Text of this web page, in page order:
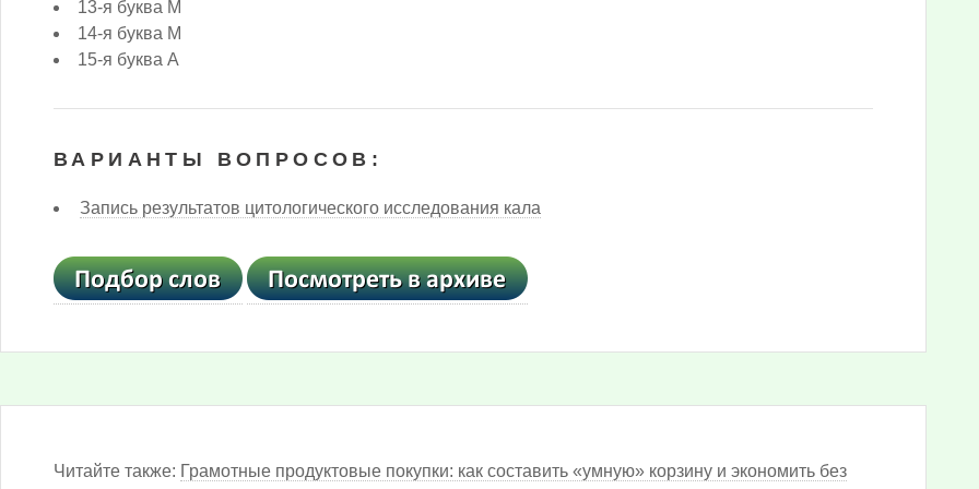
13-я буква М
14-я буква М
15-я буква А
ВАРИАНТЫ ВОПРОСОВ:
Запись результатов цитологического исследования кала
Читайте также: Грамотные продуктовые покупки: как составить «умную» корзину и экономить без